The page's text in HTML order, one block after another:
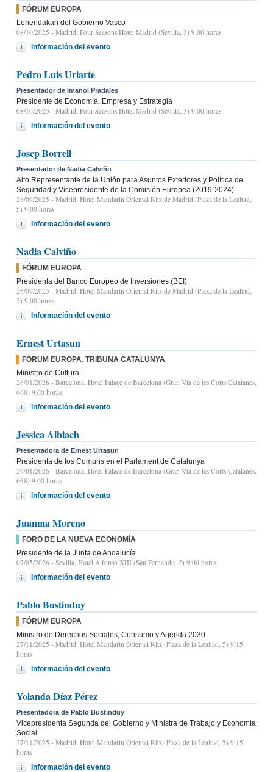
FÓRUM EUROPA
Lehendakari del Gobierno Vasco
08/10/2025 - Madrid, Four Seasons Hotel Madrid (Sevilla, 3) 9.00 horas
Información del evento
Pedro Luis Uriarte
Presentador de Imanol Pradales
Presidente de Economía, Empresa y Estrategia
08/10/2025 - Madrid, Four Seasons Hotel Madrid (Sevilla, 3) 9.00 horas
Información del evento
Josep Borrell
Presentador de Nadia Calviño
Alto Representante de la Unión para Asuntos Exteriores y Política de
Seguridad y Vicepresidente de la Comisión Europea (2019-2024)
26/09/2025 - Madrid, Hotel Mandarin Oriental Ritz de Madrid (Plaza de la Lealtad,
5) 9:00 horas
Información del evento
Nadia Calviño
FÓRUM EUROPA
Presidenta del Banco Europeo de Inversiones (BEI)
26/09/2025 - Madrid, Hotel Mandarin Oriental Ritz de Madrid (Plaza de la Lealtad,
5) 9:00 horas
Información del evento
Ernest Urtasun
FÓRUM EUROPA. TRIBUNA CATALUNYA
Ministro de Cultura
26/01/2026 - Barcelona, Hotel Palace de Barcelona (Gran Vía de les Corts Catalanes,
668) 9.00 horas
Información del evento
Jessica Albiach
Presentadora de Ernest Urtasun
Presidenta de los Comuns en el Parlament de Catalunya
26/01/2026 - Barcelona, Hotel Palace de Barcelona (Gran Vía de les Corts Catalanes,
668) 9.00 horas
Información del evento
Juanma Moreno
FORO DE LA NUEVA ECONOMÍA
Presidente de la Junta de Andalucía
07/05/2026 - Sevilla, Hotel Alfonso XIII (San Fernando, 2) 9:00 horas
Información del evento
Pablo Bustinduy
FÓRUM EUROPA
Ministro de Derechos Sociales, Consumo y Agenda 2030
27/11/2025 - Madrid, Hotel Mandarin Oriental Ritz (Plaza de la Lealtad, 5) 9:15
horas
Información del evento
Yolanda Díaz Pérez
Presentadora de Pablo Bustinduy
Vicepresidenta Segunda del Gobierno y Ministra de Trabajo y Economía
Social
27/11/2025 - Madrid, Hotel Mandarin Oriental Ritz (Plaza de la Lealtad, 5) 9:15
horas
Información del evento